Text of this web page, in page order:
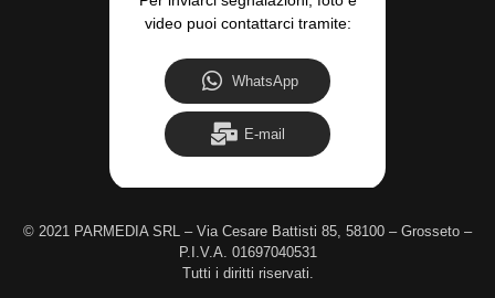
video puoi contattarci tramite:
WhatsApp
E-mail
© 2021 PARMEDIA SRL – Via Cesare Battisti 85, 58100 – Grosseto –
P.I.V.A. 01697040531
Tutti i diritti riservati.